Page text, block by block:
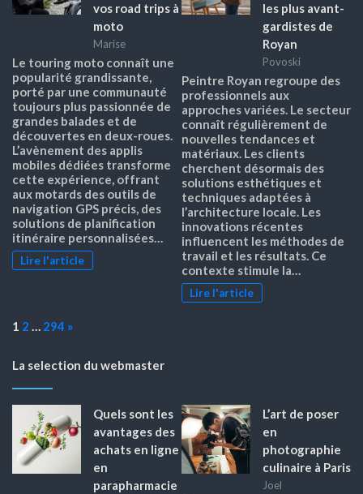
vos road trips à
moto
Marise
Le touring moto connaît une
popularité grandissante,
porté par une communauté
toujours plus passionnée de
grandes balades et de
découvertes en deux-roues.
L’avènement des applis
mobiles dédiées transforme
cette expérience, offrant
aux motards des outils de
navigation GPS précis, des
solutions de planification
itinéraire personnalisées…
Lire l'article
les plus avant-
gardistes de
Royan
Povoski
Peintre Royan regroupe des
professionnels aux
approches variées. Le secteur
connaît régulièrement de
nouvelles tendances et
matériaux. Les clients
cherchent désormais des
solutions esthétiques et
techniques adaptées à
l’architecture locale. Les
innovations récentes
influencent les méthodes de
travail et les résultats. Ce
contexte stimule la…
Lire l'article
Page:
1 2 … 294 Next
»
La selection du webmaster
Quels sont les
avantages des
achats en ligne
en
parapharmacie
L’art de poser
en
photographie
culinaire à Paris
Joel